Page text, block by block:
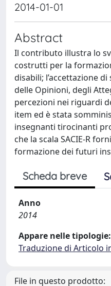
2014-01-01
Abstract
Il contributo illustra lo
costrutti per la
disabili; l’accettazione
delle Opinioni, degli
percezioni nei riguardi
item ed è stata
insegnanti tirocinanti
che la scala SACIE-R
formazione dei futuri
Scheda breve
Anno
2014
Appare nelle tipologie:
Traduzione di Articolo
File in questo prodotto: